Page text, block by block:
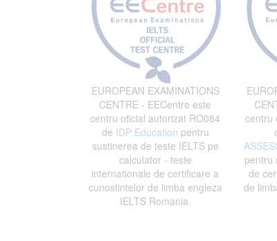
EUROPEAN EXAMINATIONS
CENTRE - EECentre este
centru oficial autorizat RO084
de IDP Education pentru
sustinerea de teste IELTS pe
calculator - teste
internationale de certificare a
cunostintelor de limba engleza
IELTS Romania.
centru
pentru
de
de